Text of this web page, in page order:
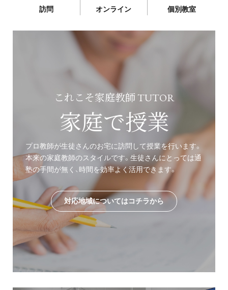
訪問 オンライン 個別教室
これこそ家庭教師 TUTOR
家庭で授業
プロ教師が生徒さんのお宅に訪問して授業を行います。
本来の家庭教師のスタイルです。生徒さんにとっては通
塾の手間が無く、時間を効率よく活用できます。
対応地域についてはコチラから